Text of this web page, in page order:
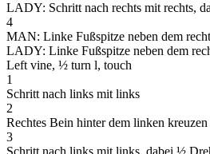
LADY: Schritt nach rechts mit rechts,
4
MAN: Linke Fußspitze neben dem
LADY: Linke Fußspitze neben dem
Left vine, ½ turn l, touch
1
Schritt nach links mit links
2
Rechtes Bein hinter dem linken kreuzen
3
Schritt nach links mit links, dabei ½